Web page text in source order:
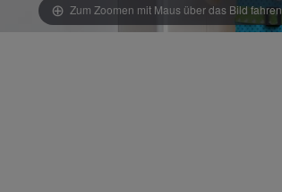
Zum Zoomen mit Maus über das Bild fahren